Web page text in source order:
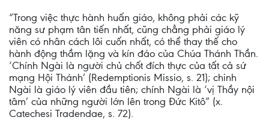
“Trong việc thực hành huấn giáo, không phải các kỹ
năng sư phạm tân tiến nhất, cũng chẳng phải giáo lý
viên có nhân cách lôi cuốn nhất, có thể thay thế cho
hành động thầm lặng và kín đáo của Chúa Thánh Thần.
‘Chính Ngài là người chủ chốt đích thực của tất cả sứ
mạng Hội Thánh’ (Redemptionis Missio, s. 21); chinh
Ngài là giáo lý viên đầu tiên; chính Ngài là ‘vị Thầy nội
tâm’ của những người lớn lên trong Đức Kitô” (x.
Catechesi Tradendae, s. 72).